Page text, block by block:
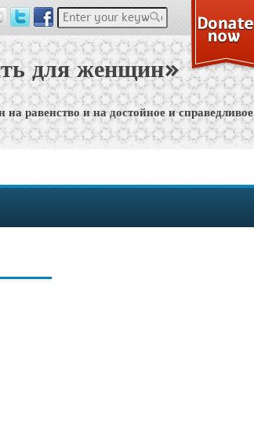
Enter your keywords
для женщин»
равенство и на достойное и справедливое